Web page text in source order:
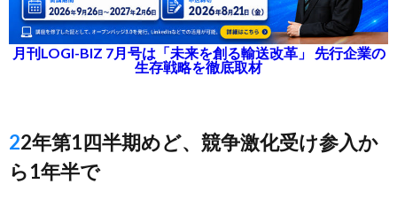
月刊LOGI-BIZ 7月号は「未来を創る輸送改革」 先行企業の
生存戦略を徹底取材
22年第1四半期めど、競争激化受け参入か
ら1年半で